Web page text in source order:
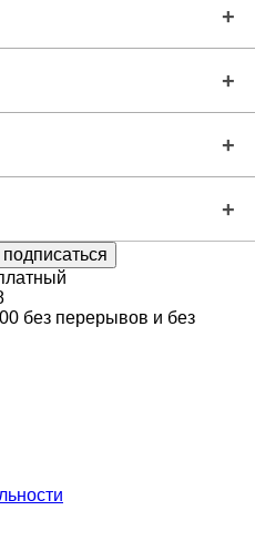
без перерывов и без